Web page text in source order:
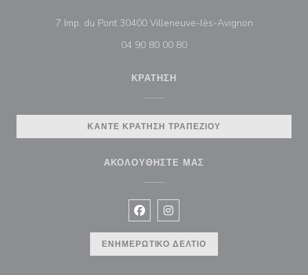
7 Imp. du Pont 30400 Villeneuve-lès-Avignon((ανοίγει
04 90 80 00 80
ΚΡΆΤΗΣΗ
ΚΆΝΤΕ ΚΡΆΤΗΣΗ ΤΡΑΠΕΖΙΟΎ
ΑΚΟΛΟΥΘΉΣΤΕ ΜΑΣ
Facebook ((ανοίγει σε νέο
Instagram ((ανοίγει σε νέο
ΕΝΗΜΕΡΩΤΙΚΌ ΔΕΛΤΊΟ